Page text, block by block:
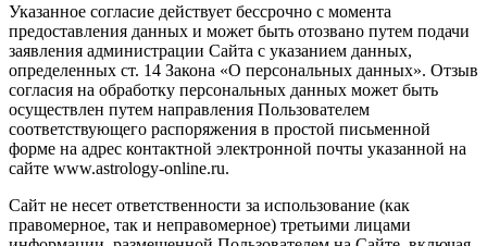
Указанное согласие действует бессрочно с момента
предоставления данных и может быть отозвано путем подачи
заявления администрации Сайта с указанием данных,
определенных ст. 14 Закона «О персональных данных». Отзыв
согласия на обработку персональных данных может быть
осуществлен путем направления Пользователем
соответствующего распоряжения в простой письменной
форме на адрес контактной электронной почты указанной на
сайте www.astrology-online.ru.
Сайт не несет ответственности за использование (как
правомерное, так и неправомерное) третьими лицами